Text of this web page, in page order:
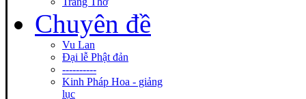
Chuyên đề
Vu Lan
Đại lễ Phật đản
----------
Kinh Pháp Hoa - giảng
lục